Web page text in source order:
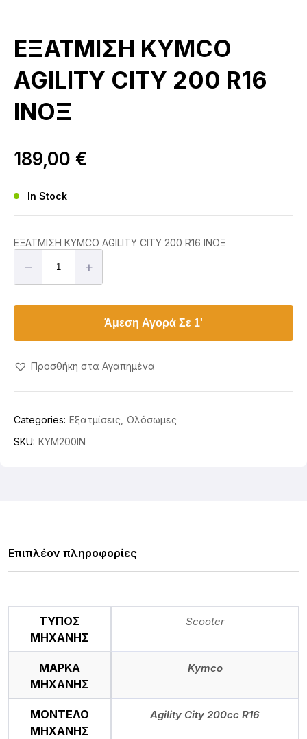
ΕΞΑΤΜΙΣΗ KYMCO
AGILITY CITY 200 R16
ΙΝΟΞ
189,00 €
In Stock
ΕΞΑΤΜΙΣΗ KYMCO AGILITY CITY 200 R16 ΙΝΟΞ
– +
Άμεση Αγορά Σε 1'
Προσθήκη στα Αγαπημένα
Categories: Εξατμίσεις Ολόσωμες
SKU: KYM200IN
Επιπλέον πληροφορίες
ΤΥΠΟΣ
ΜΗΧΑΝΗΣ
Scooter
ΜΑΡΚΑ
ΜΗΧΑΝΗΣ
Kymco
ΜΟΝΤΕΛΟ
ΜΗΧΑΝΗΣ
Agility City 200cc R16